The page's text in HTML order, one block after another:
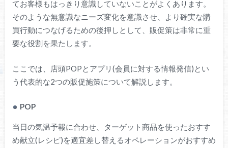
てお客様もはっきり意識していないことがよくあります。
そのような無意識なニーズ変化を意識させ、より確実な購
買行動につなげるための後押しとして、販促策は非常に重
要な役割を果たします。
ここでは、店頭POPとアプリ(会員に対する情報発信)とい
う代表的な2つの販促施策について解説します。
POP
当日の気温予報に合わせ、ターゲット商品を使ったおすす
め献立(レシピ)を適宜差し替えるオペレーションがおすすめ